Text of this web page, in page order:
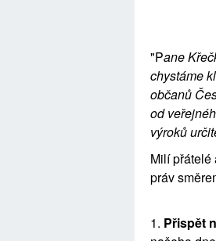
"Pane
chystáme
občanů
od
výroků
Milí přátelé
práv
1. Přispět